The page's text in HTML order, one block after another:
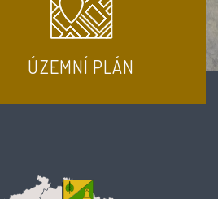
ÚZEMNÍ PLÁN